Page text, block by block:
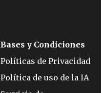
Bases y Condiciones
Políticas de Privacidad
Política de uso de la IA